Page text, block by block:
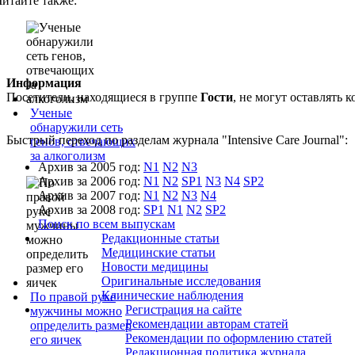
Ученые
обнаружили сеть
генов, отвечающих
за алкоголизм
По правой руке
мужчины можно
определить размер
его яичек
Информация
Посетители, находящиеся в группе Гости, не могут оставлять
Быстрый переход по разделам журнала "Intensive Care Journal":
Архив за 2005 год: N1 N2 N3
Архив за 2006 год: N1 N2 SP1 N3 N4 SP2
Архив за 2007 год: N1 N2 N3 N4
Архив за 2008 год: SP1 N1 N2 SP2
Поиск по всем выпускам
Редакционные статьи
Медицинские статьи
Новости медицины
Оригинальные исследования
Клинические наблюдения
Регистрация на сайте
Рекомендации авторам статей
Рекомендации по оформлению статей
Редакционная политика журнала